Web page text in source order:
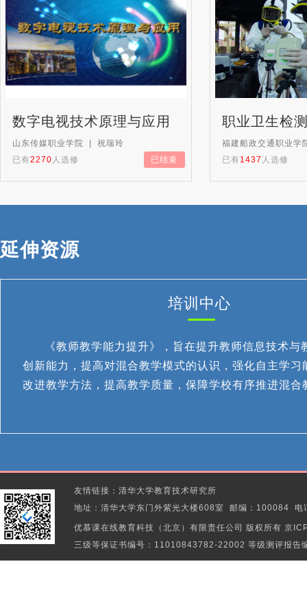
数字电视技术原理与应用
山东传媒职业学院 | 祝瑞玲
已有2270 人选修 已结束
职业卫生检
福建船政交通职业
已有1437 人选修
延伸资源
培训中心
《教师教学能力提升》，旨在提升教师信息技术与
创新能力，提高对混合教学模式的认识，强化自主学习
改进教学方法，提高教学质量，保障学校有序推进混合
友情链接：清华大学教育技术研究所
地址：清华大学东门外紫光大楼608室 邮编：100084
优慕课在线教育科技（北京）有限责任公司
版权所有 京
三级等保证书编号：11010843782-22002 等级测评报